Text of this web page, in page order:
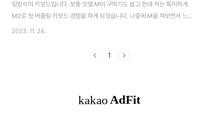
링방식의 키보드입니다. 보통 모델 M이 구하기도 쉽고 한데 저는 특이하게
M2로 첫 버클링 키보드 경험을 하게 되었습니다. 나중에 M을 쳐보면서 느꼈
던 것인데 M과 비교해서 M2는 압이 낮았다는것을 느꼈습니다. M과 비교해서
서 딸깍하는 소리가 매력적인 키보드입니다.
2023. 11. 26.
1